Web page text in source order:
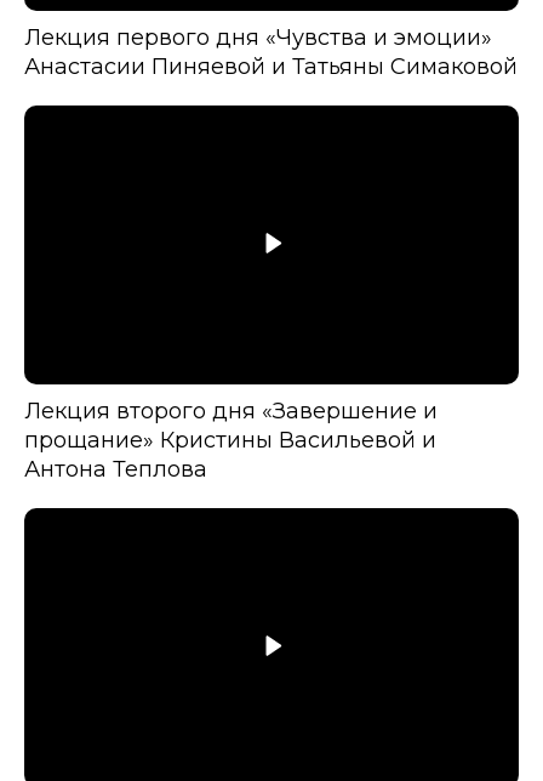
Лекция первого дня «Чувства и эмоции»
Анастасии Пиняевой и Татьяны Симаковой
Лекция второго дня «Завершение и
прощание» Кристины Васильевой и
Антона Теплова